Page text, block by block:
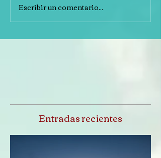
Escribir un comentario...
Entradas recientes